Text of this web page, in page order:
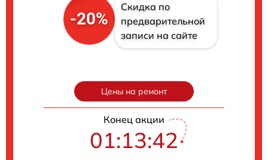
-20%
Скидка по
предварительной
записи на сайте
Цены на ремонт
Конец акции
01:13:41